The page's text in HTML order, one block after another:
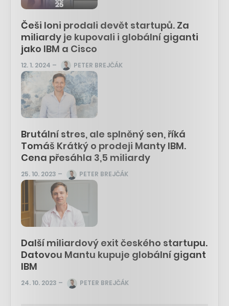
Češi loni prodali devět startupů. Za
miliardy je kupovali i globální giganti
jako IBM a Cisco
12. 1. 2024 – PETER BREJČÁK
Brutální stres, ale splněný sen, říká
Tomáš Krátký o prodeji Manty IBM.
Cena přesáhla 3,5 miliardy
25. 10. 2023 – PETER BREJČÁK
Další miliardový exit českého startupu.
Datovou Mantu kupuje globální gigant
IBM
24. 10. 2023 – PETER BREJČÁK